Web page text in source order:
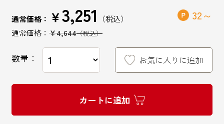
外部サービスアカウント連携利用規約
医薬品の販売に関する表示
特定商取引法に基づく表記
インターネットでのお問い合わせ
通常価格： ￥3,251
￥4,644
32
数量：
カートに追加
お気に入りに追加